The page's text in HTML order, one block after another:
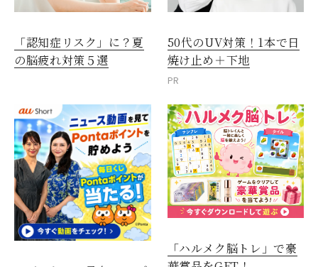
「認知症リスク」に？夏
の脳疲れ対策５選
50代のUV対策！1本で日
焼け止め＋下地
PR
「ハルメク脳トレ」で豪